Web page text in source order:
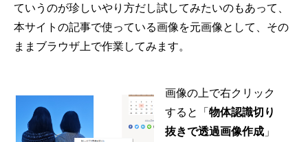
ていうのが珍しいやり方だし試してみたいのもあって、
本サイトの記事で使っている画像を元画像として、その
ままブラウザ上で作業してみます。
画像の上で右クリック
すると「物体認識切り
抜きで透過画像作成」